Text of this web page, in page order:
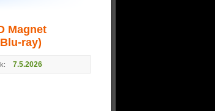
Magnet
ray)
7.5.2026